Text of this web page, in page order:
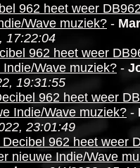
962 heet weer
Wave muziek? -
17:22:04
962 heet weer
Indie/Wave muziek? -
19:31:55
962 heet weer
Indie/Wave muziek? -
23:01:49
Decibel 962 heet weer
nieuwe Indie/Wave